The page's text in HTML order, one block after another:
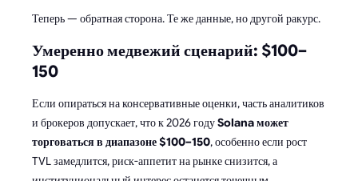
Теперь — обратная сторона. Те же данные, но другой ракурс.
Умеренно медвежий сценарий: $100–
150
Если опираться на консервативные оценки, часть аналитиков
и брокеров допускает, что к 2026 годуSolana может
торговаться в диапазоне $100–150, особенно если рост
TVL замедлится, риск-аппетит на рынке снизится, а